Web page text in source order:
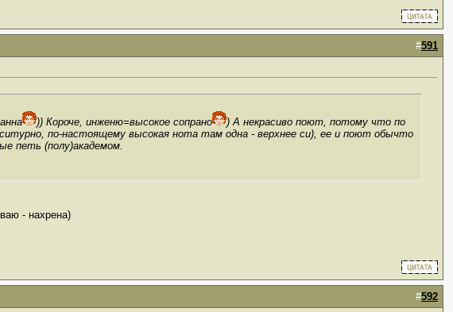
#591
)) Короче, инженю=высокое сопрано
) А некрасиво поют, потому что по
по-настоящему высокая нота там одна - верхнее си), ее и поют обычто
петь (полу)академом.
- нахрена)
#592